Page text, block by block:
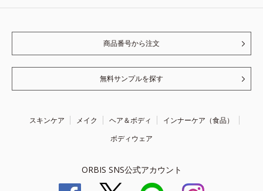
商品番号から注文
無料サンプルを探す
スキンケア メイク ヘア＆ボディ
インナーケア（食品）
ボディウェア
ORBIS SNS公式アカウント